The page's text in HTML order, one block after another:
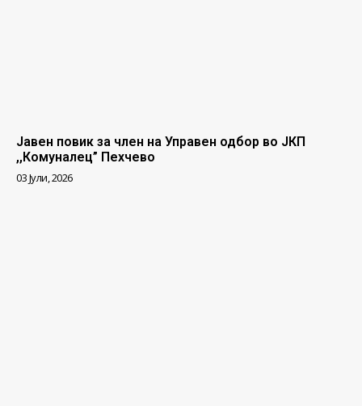
Јавен повик за член на Управен одбор во ЈКП
,,Комуналец” Пехчево
03 Јули, 2026